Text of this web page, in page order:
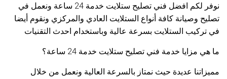
نوفر لكم افضل فني تصليح ستلايت خدمة 24 ساعة ونعمل في
تصليح وصيانة كافة أنواع الستلايت العادي والمركزي ونقوم أيضا
في تركيب الستلايت بسرعة عالية وباستخدام احدث التقنيات
ما هي مزايا خدمة فني تصليح ستلايت خدمة 24 ساعة؟
مميزاتنا عديدة حيث نمتاز بالسرعة العالية ونعمل من خلال